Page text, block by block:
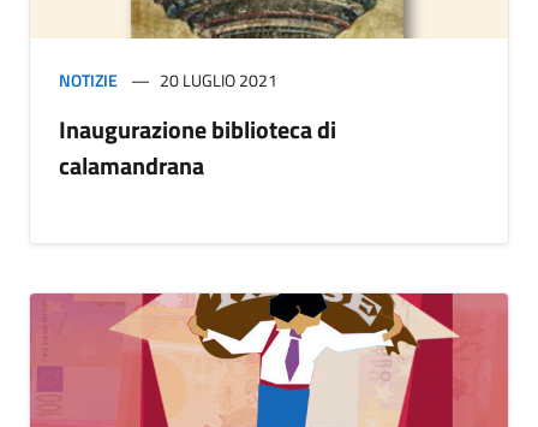
NOTIZIE 20 LUGLIO 2021
Inaugurazione biblioteca di
calamandrana